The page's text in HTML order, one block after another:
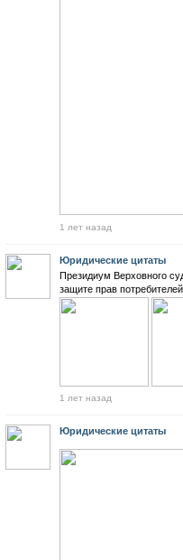
1 лет назад
Юридические цитаты
Президиум Верховного
защите прав потребителей
1 лет назад
Юридические цитаты